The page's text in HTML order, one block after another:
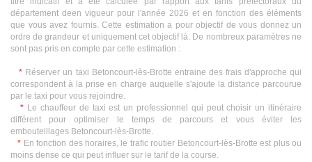
département deen vigueur pour l'année 2026 et en fonction des éléments
que vous avez fournis. Cette estimation a pour objectif de vous donnez un
ordre de grandeur et uniquement cet objectif là. De nombreux paramètres ne
sont pas pris en compte par cette estimation :
* Réserver un taxi Betoncourt-lès-Brotte entraine des frais d'approche qui
correspondent à la prise en charge auquelle s'ajoute la distance parcourue
par le taxi pour vous rejoindre.
* Le chauffeur de taxi est un professionnel qui peut choisir un itinéraire
différent pour optimiser le temps de parcours et vous éviter les
embouteillages Betoncourt-lès-Brotte.
* En fonction des horaires, le trafic routier Betoncourt-lès-Brotte est plus ou
moins dense ce qui peut influer sur le tarif de la course.